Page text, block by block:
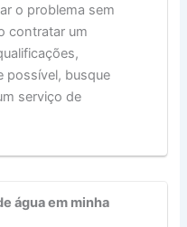
o problema sem
contratar um
possível, busque
serviço de
água em minha